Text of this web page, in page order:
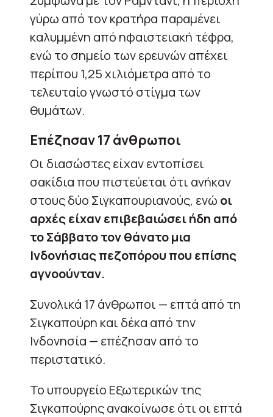
γύρω από τον κρατήρα παραμένει
καλυμμένη από ηφαιστειακή τέφρα,
ενώ το σημείο των ερευνών απέχει
περίπου 1,25 χιλιόμετρα από το
τελευταίο γνωστό στίγμα των
θυμάτων.
Επέζησαν 17 άνθρωποι
Οι διασώστες είχαν εντοπίσει
σακίδια που πιστεύεται ότι ανήκαν
στους δύο Σιγκαπουριανούς, ενώ οι
αρχές είχαν επιβεβαιώσει ήδη από
το Σάββατο τον θάνατο μια
Ινδονήσιας πεζοπόρου που επίσης
αγνοούνταν.
Συνολικά 17 άνθρωποι — επτά από τη
Σιγκαπούρη και δέκα από την
Ινδονησία — επέζησαν από το
περιστατικό.
Το υπουργείο Εξωτερικών της
Σιγκαπούρης ανακοίνωσε ότι οι επτά